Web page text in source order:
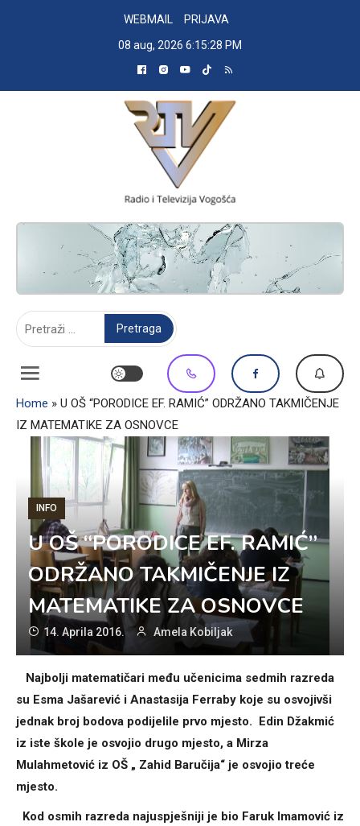
WEBMAIL
PRIJAVA
08 aug, 2026 6:15:29 PM
RADIO TELEVIZIJA VOGOŠĆA
Home » U OŠ “PORODICE EF. RAMIĆ” ODRŽANO TAKMIČENJE
IZ MATEMATIKE ZA OSNOVCE
INFO
U OŠ “PORODICE EF. RAMIĆ”
ODRŽANO TAKMIČENJE IZ
MATEMATIKE ZA OSNOVCE
14. Aprila 2016. Amela Kobiljak
Najbolji matematičari među učenicima sedmih razreda
su Esma Jašarević i Anastasija Ferraby koje su osvojivši
jednak broj bodova podijelile prvo mjesto. Edin Džakmić
iz iste škole je osvojio drugo mjesto, a Mirza
Mulahmetović iz OŠ „ Zahid Baručija“ je osvojio treće
mjesto.
Kod osmih razreda najuspješniji je bio Faruk Imamović iz